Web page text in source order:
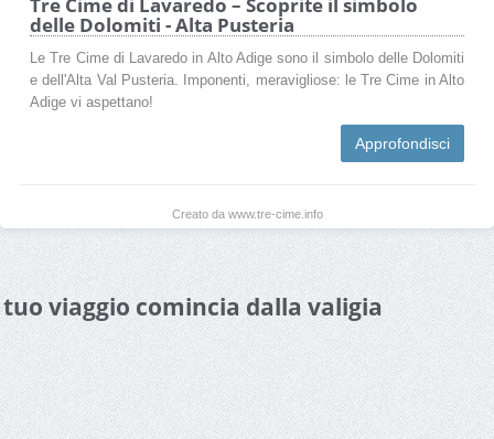
delle Dolomiti - Alta Pusteria
Le Tre Cime di Lavaredo in Alto Adige sono il simbolo delle Dolomiti
e dell'Alta Val Pusteria. Imponenti, meravigliose: le Tre Cime in Alto
Adige vi aspettano!
Approfondisci
Creato da www.tre-cime.info
viaggio comincia dalla valigia